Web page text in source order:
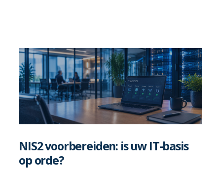
NIS2 voorbereiden: is uw IT-basis
op orde?